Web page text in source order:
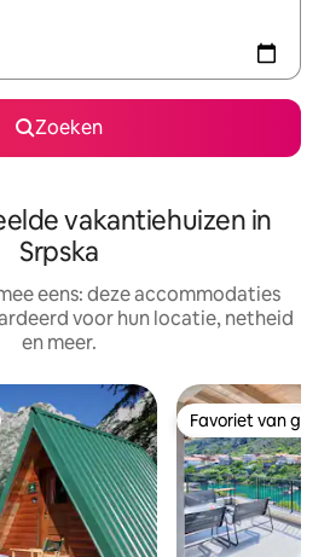
Zoeken
vakantiehuizen in
Srpska
eens: deze accommodaties
voor hun locatie, netheid
en meer.
Favoriet van
Favoriet van